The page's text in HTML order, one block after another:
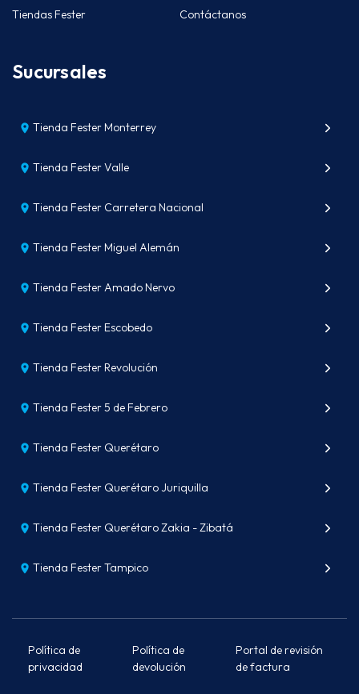
Tiendas Fester Contáctanos
Sucursales
Tienda Fester Monterrey
Tienda Fester Valle
Tienda Fester Carretera Nacional
Tienda Fester Miguel Alemán
Tienda Fester Amado Nervo
Tienda Fester Escobedo
Tienda Fester Revolución
Tienda Fester 5 de Febrero
Tienda Fester Querétaro
Tienda Fester Querétaro Juriquilla
Tienda Fester Querétaro Zakia - Zibatá
Tienda Fester Tampico
Política de
privacidad
Política de
devolución
Portal de revisión
de factura